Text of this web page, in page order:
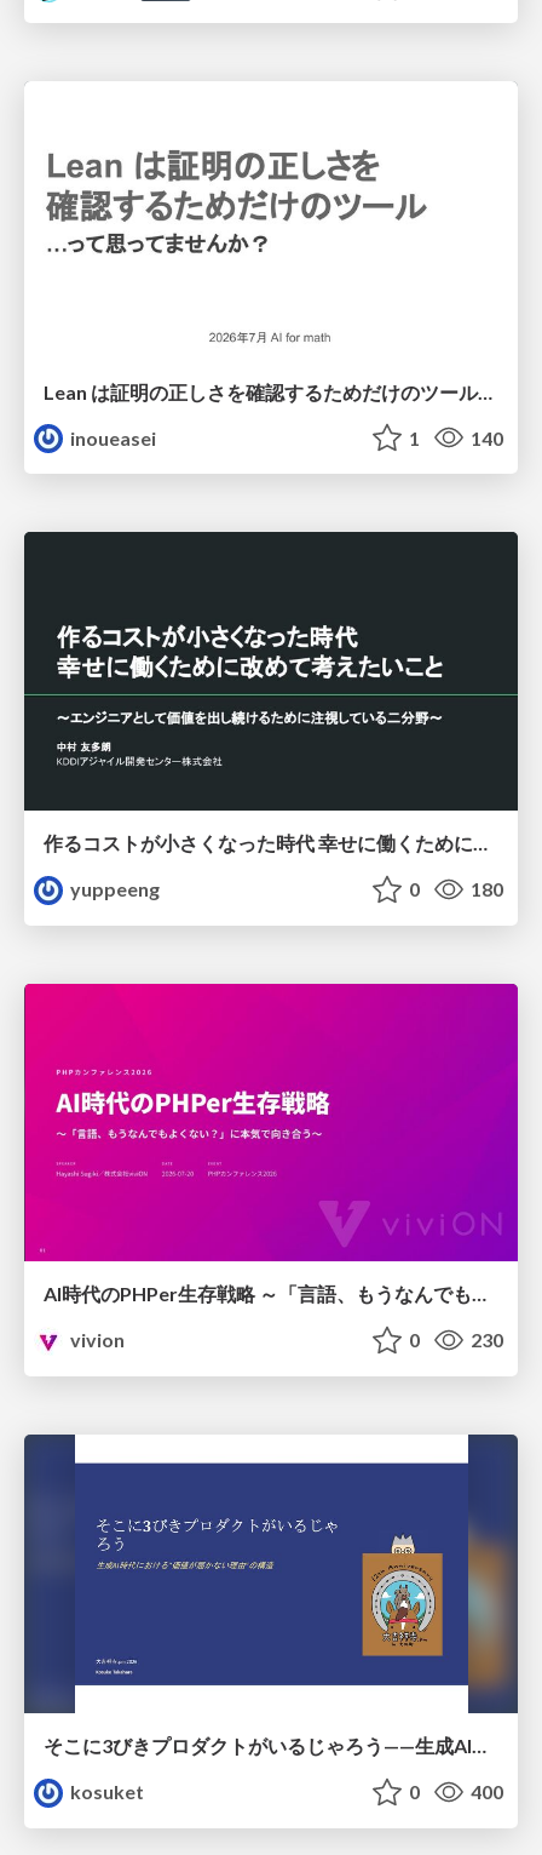
Lean は証明の正しさを確認するためだけのツールって思ってませんか？
inoueasei
1 140
作るコストが小さくなった時代 幸せに働くために改めて考えたいこと 〜エンジニアとして価値を出し続けるために注視している二分野〜
yuppeeng
0 180
AI時代のPHPer生存戦略 ～「言語、もうなんでもよくない？」に本気で向き合う～
vivion
0 230
kosuket
0 400